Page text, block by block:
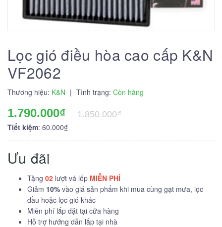
Lọc gió điều hòa cao cấp K&N
VF2062
Thương hiệu: K&N | Tình trạng: Còn hàng
1.790.000₫
1.850.000₫
Tiết kiệm: 60.000₫
Ưu đãi
Tặng 02 lượt vá lốp MIỄN PHÍ
Giảm 10% vào giá sản phẩm khi mua cùng gạt mưa, lọc
dầu hoặc lọc gió khác
Miễn phí lắp đặt tại cửa hàng
Hỗ trợ hướng dẫn lắp tại nhà